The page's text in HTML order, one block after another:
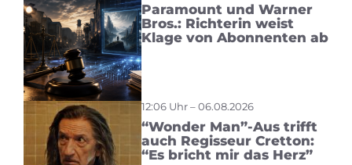
Paramount und Warner
Bros.: Richterin weist
Klage von Abonnenten ab
12:06 Uhr – 06.08.2026
“Wonder Man”-Aus trifft
auch Regisseur Cretton:
“Es bricht mir das Herz”